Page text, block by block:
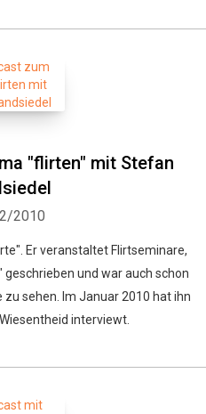
"flirten" mit Stefan
2010
Er veranstaltet Flirtseminare,
und war auch schon
sehen. Im Januar 2010 hat ihn
interviewt.